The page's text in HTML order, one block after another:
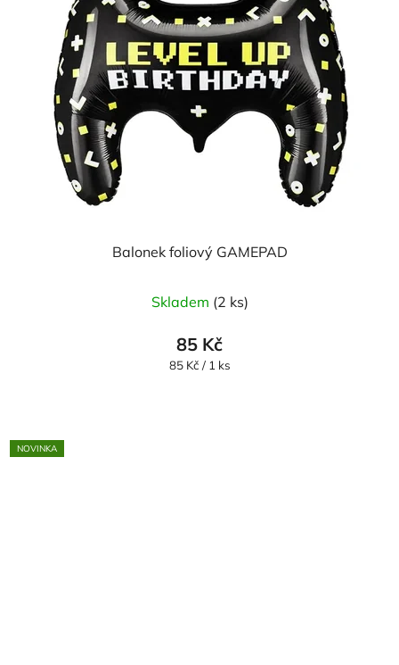
Balonek foliový GAMEPAD
Skladem (2 ks)
85 Kč
Měrná
85 Kč / 1 ks
NOVINKA